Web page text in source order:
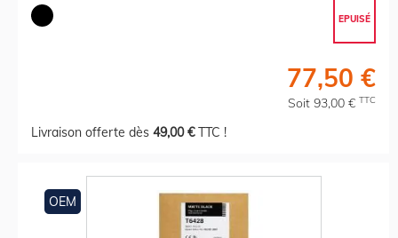
EPUISÉ
77,50 €
Soit 93,00 € TTC
Livraison offerte dès 49,00 €TTC !
OEM